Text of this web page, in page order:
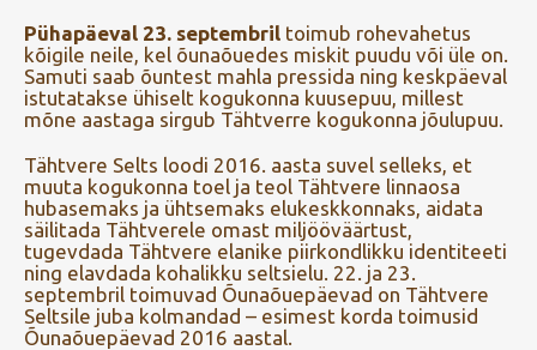
Pühapäeval 23. septembril toimub rohevahetus
kõigile neile, kel õunaõuedes miskit puudu või üle on.
Samuti saab õuntest mahla pressida ning keskpäeval
istutatakse ühiselt kogukonna kuusepuu, millest
mõne aastaga sirgub Tähtverre kogukonna jõulupuu.
Tähtvere Selts loodi 2016. aasta suvel selleks, et
muuta kogukonna toel ja teol Tähtvere linnaosa
hubasemaks ja ühtsemaks elukeskkonnaks, aidata
säilitada Tähtverele omast miljööväärtust,
tugevdada Tähtvere elanike piirkondlikku identiteeti
ning elavdada kohalikku seltsielu. 22. ja 23.
septembril toimuvad Õunaõuepäevad on Tähtvere
Seltsile juba kolmandad – esimest korda toimusid
Õunaõuepäevad 2016 aastal.